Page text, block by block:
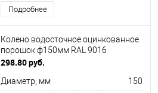
Подробнее
Колено водосточное оцинкованное
порошок ф150мм RAL 9016
298.80 руб.
Диаметр, мм 150